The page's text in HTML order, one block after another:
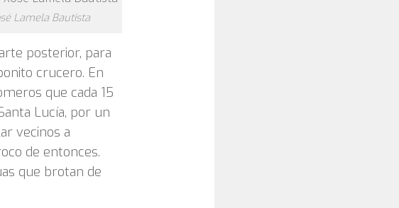
Lamela Bautista
posterior, para
crucero. En
que cada 15
Lucía, por un
vecinos a
de entonces.
que brotan de